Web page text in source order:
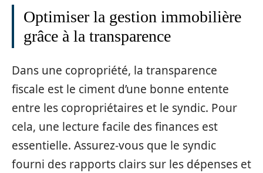
Optimiser la gestion immobilière
grâce à la transparence
Dans une copropriété, la transparence
fiscale est le ciment d’une bonne entente
entre les copropriétaires et le syndic. Pour
cela, une lecture facile des finances est
essentielle. Assurez-vous que le syndic
fourni des rapports clairs sur les dépenses et